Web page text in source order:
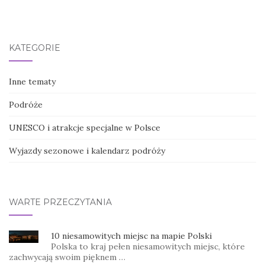
KATEGORIE
Inne tematy
Podróże
UNESCO i atrakcje specjalne w Polsce
Wyjazdy sezonowe i kalendarz podróży
WARTE PRZECZYTANIA
10 niesamowitych miejsc na mapie Polski
Polska to kraj pełen niesamowitych miejsc, które
zachwycają swoim pięknem …